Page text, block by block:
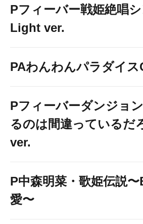
Pフィーバー戦姫絶唱
Light ver.
PAわんわんパラダイス
Pフィーバーダンジョ
るのは間違っているだ
ver.
P中森明菜・歌姫伝説
愛〜